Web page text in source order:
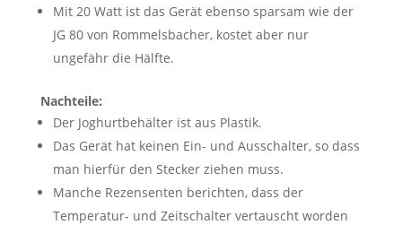
Mit 20 Watt ist das Gerät ebenso sparsam wie der
JG 80 von Rommelsbacher, kostet aber nur
ungefähr die Hälfte.
Nachteile:
Der Joghurtbehälter ist aus Plastik.
Das Gerät hat keinen Ein- und Ausschalter, so dass
man hierfür den Stecker ziehen muss.
Manche Rezensenten berichten, dass der
Temperatur- und Zeitschalter vertauscht worden